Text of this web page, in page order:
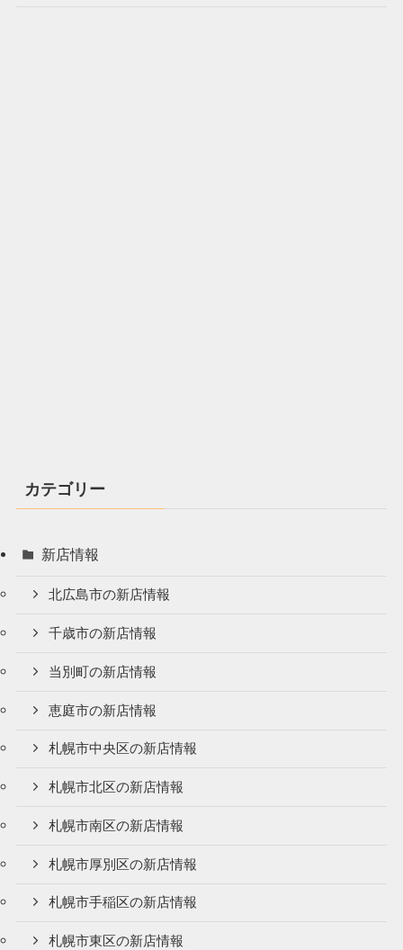
カテゴリー
新店情報
北広島市の新店情報
千歳市の新店情報
当別町の新店情報
恵庭市の新店情報
札幌市中央区の新店情報
札幌市北区の新店情報
札幌市南区の新店情報
札幌市厚別区の新店情報
札幌市手稲区の新店情報
札幌市東区の新店情報